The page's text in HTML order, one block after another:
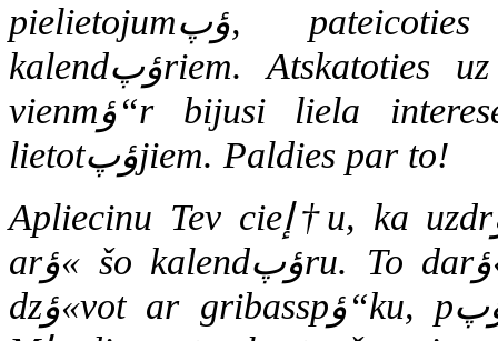
pielietojumؤپ, pateicoties tieši Astrologi.lv veidotajiem
kalendؤپriem. Atskatoties uz 16 gadu veikumu, jؤپatzؤ«st, ka
vienmؤ“r bijusi liela interese un mؤ«lestؤ«ba no kalendؤپru
lietotؤپjiem. Paldies par to!
Apliecinu Tev cieإ†u, ka uzdrؤ«kstؤ“jies iegإ«t un centies pielietot
arؤ« šo kalendؤپru. To darؤ«dams, Tu esi pieإ†ؤ“mis lؤ“mumu
dzؤ«vot ar gribasspؤ“ku, pؤپrdomؤپti un ar skatu nؤپkotnؤ“.